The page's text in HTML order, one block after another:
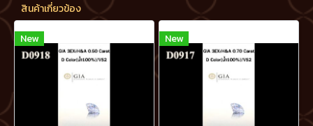
สินค้าเกี่ยวข้อง
New New